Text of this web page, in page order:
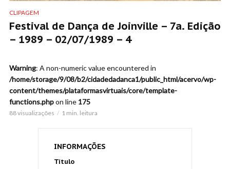
CLIPAGEM
Festival de Dança de Joinville – 7a. Edição
– 1989 – 02/07/1989 – 4
Warning: A non-numeric value encountered in
/home/storage/9/08/b2/cidadedadanca1/public_html/acervo/wp-
content/themes/plataformasvirtuais/core/template-
functions.phpon line 175
88 visualizações 1 min. leitura
INFORMAÇÕES
Título